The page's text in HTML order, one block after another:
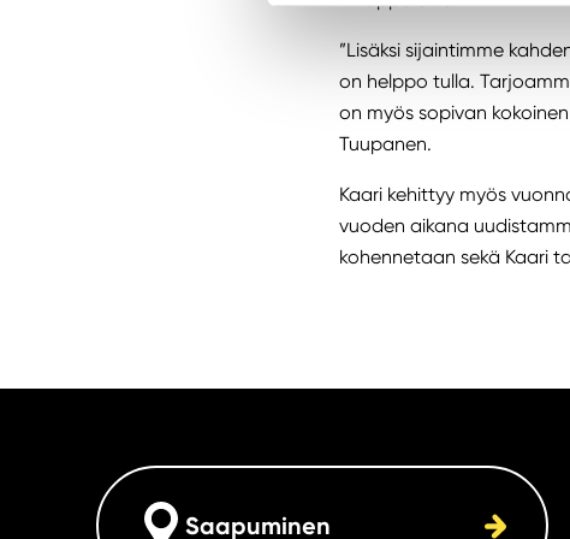
”Lisäksi sijaintimme
on helppo tulla.
on myös sopivan
Tuupanen.
Kaari kehittyy myös
vuoden aikana
kohennetaan sekä Kaari
Saapuminen